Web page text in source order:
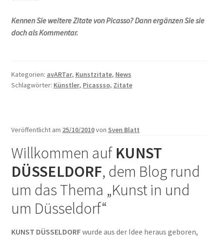
Kennen Sie weitere Zitate von Picasso? Dann ergänzen Sie sie
doch als Kommentar.
Kategorien: avARTar, Kunstzitate, News
Schlagwörter: Künstler, Picassso, Zitate
Veröffentlicht am 25/10/2010von Sven Blatt
Willkommen auf KUNST
DÜSSELDORF, dem Blog rund
um das Thema „Kunst in und
um Düsseldorf“
KUNST DÜSSELDORFwurde aus der Idee heraus geboren,